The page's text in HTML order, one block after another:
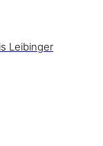
Leibinger